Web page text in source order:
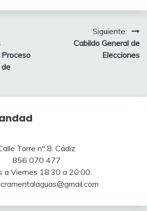
de
Siguiente:
Cabildo General de
Elecciones
Torre nº 8. Cádiz
856 070 477
a Viernes 18:30 a 20:00.